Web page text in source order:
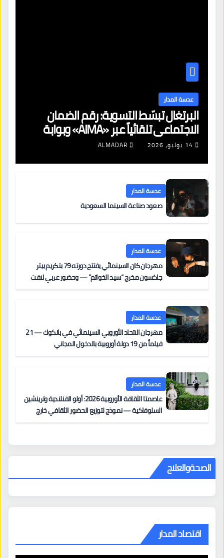
عدسة المدار
البرتغال تبسّط التسوية: رقم الضمان
الاجتماعي تلقائياً عبر «AIMA» وبوابة
جديدة لتجديد الإقامات
14 يوليو، 2026 ALMADAR
عدسة المدار
صعود صناعة السينما السعودية
عدسة المدار
مهرجان كان السينمائي يفتتح دورته 79 بتكريم بيتر
جاكسون مخرج “سيد الخواتم” — وحضور عربي لافت
عدسة المدار
مهرجان الاتحاد الأوروبي السينمائي في بانكوك — 21
فيلماً من 19 دولة أوروبية بالدخول المجاني
عدسة المدار
عاصمتا الثقافة الأوروبية 2026: أولو الفنلندية وترينشين
السلوفاكية — نموذج لتوزيع الحضور الثقافي خارج
الصحةوالعلاج
اقتصاد المدار